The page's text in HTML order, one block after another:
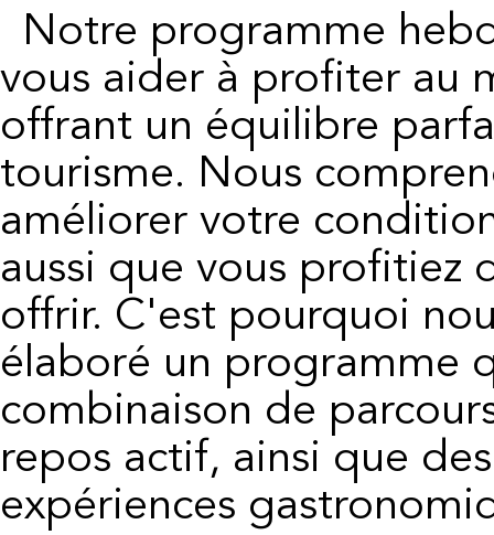
Notre programme hebdomadaire est conçu pour
vous aider à profiter au
offrant un équilibre
tourisme. Nous
améliorer votre
aussi que vous profitiez
offrir. C'est pourquoi
élaboré un programme
combinaison de
repos actif, ainsi que
expériences